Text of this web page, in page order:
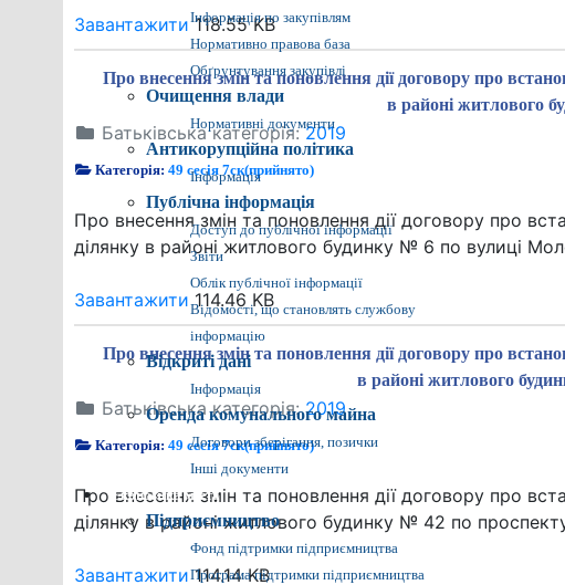
Інформація по закупівлям
Нормативно правова база
Обґрунтування закупівлі
Очищення влади
Нормативні документи
Антикорупційна політика
Інформація
Публічна інформація
Доступ до публічної інформації
Звіти
Облік публічної інформації
Відомості, що становлять службову
інформацію
Відкриті дані
Інформація
Оренда комунального майна
Договори зберігання, позички
Інші документи
Економіка міста
Підприємництво
Фонд підтримки підприємництва
Програма підтримки підприємництва
Завантажити118.55 KB
Про внесення змін та поновлення дії договору про
в районі житлового
Батьківська категорія:2019
Категорія:49 сесія 7ск(прийнято)
Про внесення змін та поновлення дії договору про
ділянку в районі житлового будинку № 6 по вулиці
Завантажити114.46 KB
Про внесення змін та поновлення дії договору про
в районі житлового
Батьківська категорія:2019
Категорія:49 сесія 7ск(прийнято)
Про внесення змін та поновлення дії договору про
ділянку в районі житлового будинку № 42 по
Завантажити114.14 KB